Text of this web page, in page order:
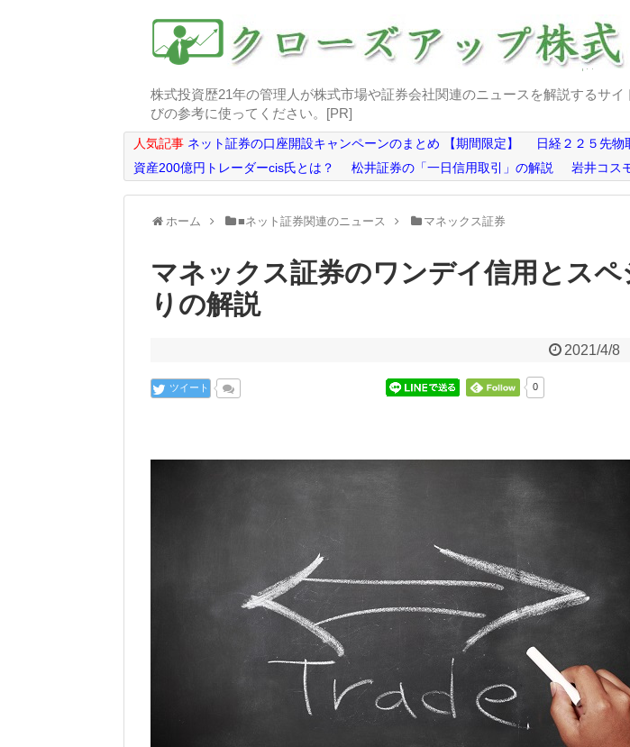
株式投資歴21年の管理人が株式市場や証券会社関連のニュースを解説するサ
びの参考に使ってください。[PR]
人気記事 ネット証券の口座開設キャンペーンのまとめ 【期間限定】 日経２２５先物
資産200億円トレーダーcis氏とは？
松井証券の「一日信用取引」の解説 岩井コス
ホーム ■ネット証券関連のニュース マネックス証券
マネックス証券のワンデイ信用とス
りの解説
2021/4/8
ツイート 0